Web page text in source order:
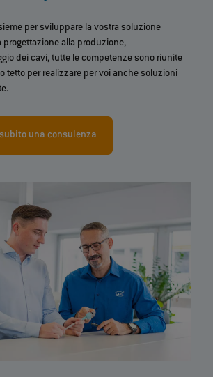
per sviluppare la vostra soluzione
progettazione alla produzione,
dei cavi, tutte le competenze sono riunite
tetto per realizzare per voi anche soluzioni
una consulenza